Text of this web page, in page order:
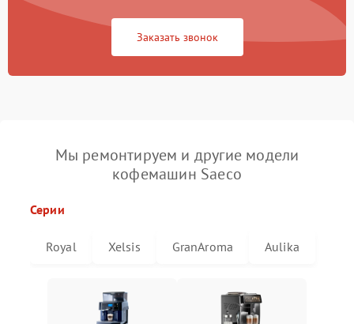
Заказать звонок
Мы ремонтируем и другие модели
кофемашин Saeco
Серии
Royal Xelsis GranAroma Aulika